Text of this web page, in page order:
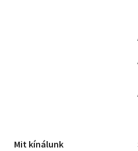
Mit kínálunk